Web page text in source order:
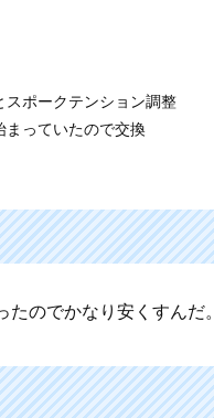
スポークテンション調整
まっていたので交換
のでかなり安くすんだ。